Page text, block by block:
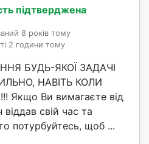
підтверджена
8 років тому
2 години тому
БУДЬ-ЯКОЇ ЗАДАЧІ
НАВІТЬ КОЛИ
Якщо Ви вимагаєте від
свій час та
потурбуйтесь, щоб ...